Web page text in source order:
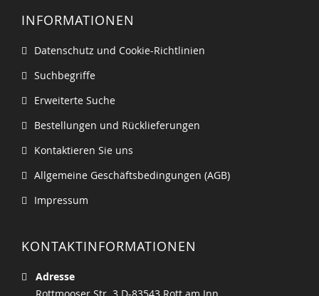
INFORMATIONEN
Datenschutz und Cookie-Richtlinien
Suchbegriffe
Erweiterte Suche
Bestellungen und Rücklieferungen
Kontaktieren Sie uns
Allgemeine Geschäftsbedingungen (AGB)
Impressum
KONTAKTINFORMATIONEN
Adresse